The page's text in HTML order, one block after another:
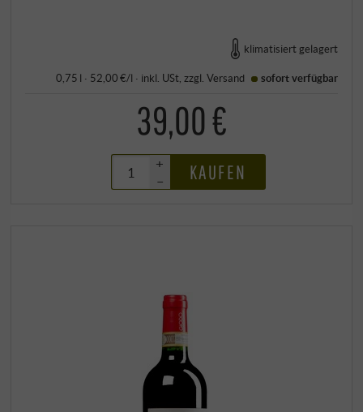
klimatisiert gelagert
0,75 l · 52,00 €/l · inkl. USt, zzgl.Versand sofort verfügbar
39,00 €
+
–
KAUFEN